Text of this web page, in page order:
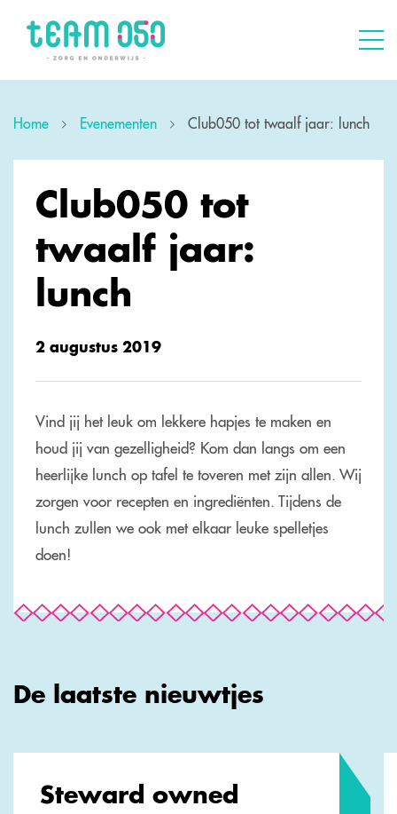
Home Evenementen Club050 tot twaalf jaar: lunch
Club050 tot
twaalf jaar:
lunch
2 augustus 2019
Vind jij het leuk om lekkere hapjes te maken en
houd jij van gezelligheid? Kom dan langs om een
heerlijke lunch op tafel te toveren met zijn allen. Wij
zorgen voor recepten en ingrediënten. Tijdens de
lunch zullen we ook met elkaar leuke spelletjes
doen!
De laatste nieuwtjes
Steward owned